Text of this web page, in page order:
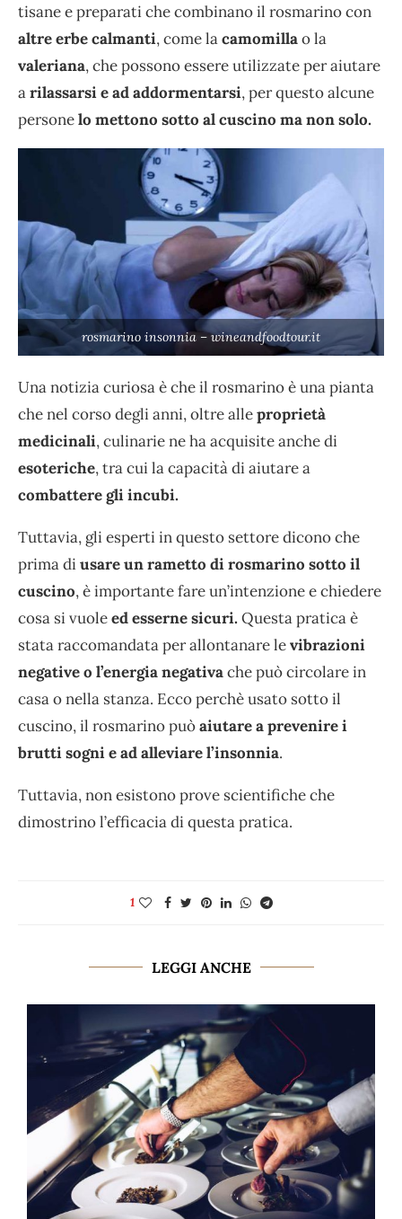
tisane e preparati che combinano il rosmarino con
altre erbe calmanti, come lacamomillao la
valeriana, che possono essere utilizzate per aiutare
arilassarsi e ad addormentarsi, per questo alcune
personelo mettono sotto al cuscino ma non solo.
rosmarino insonnia – wineandfoodtour.it
Una notizia curiosa è che il rosmarino è una pianta
che nel corso degli anni, oltre alleproprietà
medicinali, culinarie ne ha acquisite anche di
esoteriche, tra cui la capacità di aiutare a
combattere gli incubi.
Tuttavia, gli esperti in questo settore dicono che
prima diusare un rametto di rosmarino sotto il
cuscino, è importante fare un’intenzione e chiedere
cosa si vuoleed esserne sicuri. Questa pratica è
stata raccomandata per allontanare levibrazioni
negative o l’energia negativache può circolare in
casa o nella stanza. Ecco perchè usato sotto il
cuscino, il rosmarino puòaiutare a prevenire i
brutti sogni e ad alleviare l’insonnia.
Tuttavia, non esistono prove scientifiche che
dimostrino l’efficacia di questa pratica.
1
LEGGI ANCHE